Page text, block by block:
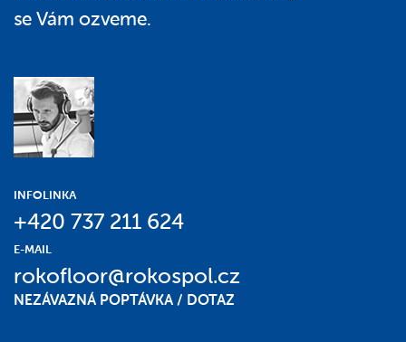
se Vám ozveme.
INFOLINKA
+420 737 211 624
E-MAIL
rokofloor@rokospol.cz
NEZÁVAZNÁ POPTÁVKA / DOTAZ